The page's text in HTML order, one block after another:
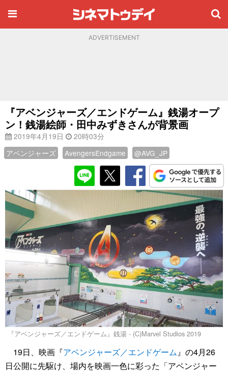
ADVERTISEMENT
『アベンジャーズ／エンドゲーム』銭湯オープ
ン！銭湯絵師・田中みずきさんが背景画
2019年4月19日
20時03分
アベンジャーズ
AvengersEndgame @AVG_JP
『アベンジャーズ／エンドゲーム』銭湯 - (C)Marvel Studios 2019
19日、映画『アベンジャーズ／エンドゲーム』の4月26
日公開に先駆け、場内を映画一色に彩った「アベンジャー